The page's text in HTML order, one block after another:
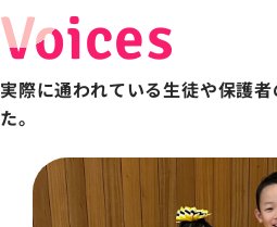
Voices
実際に通われている生徒や保護
た。